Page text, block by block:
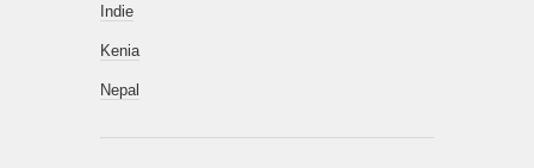
Indie
Kenia
Nepal